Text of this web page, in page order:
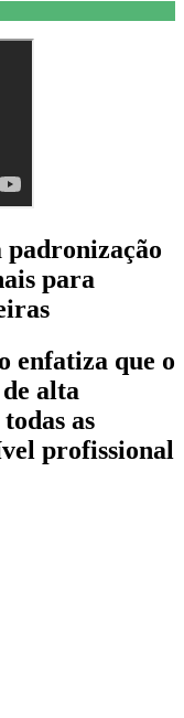
padronização
para
enfatiza que o
alta
as
profissional